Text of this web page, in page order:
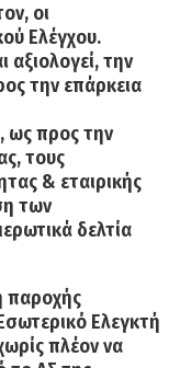
οι
Ελέγχου.
αξιολογεί, την
την επάρκεια
, ως προς την
, τους
& εταιρικής
των
δελτία
παροχής
Ελεγκτή
πλέον να